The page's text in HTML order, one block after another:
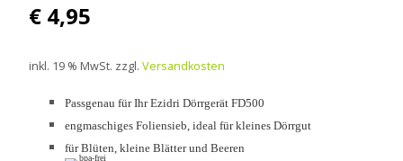
€ 4,95
inkl. 19 % MwSt. zzgl. Versandkosten
Passgenau für Ihr Ezidri Dörrgerät FD500
engmaschiges Foliensieb, ideal für kleines Dörrgut
für Blüten, kleine Blätter und Beeren